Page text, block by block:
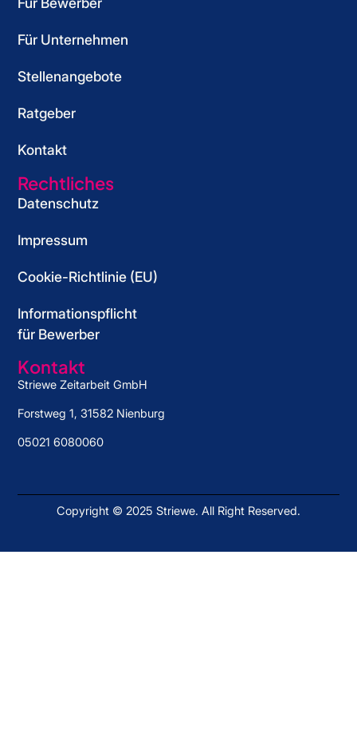
o
_
t
i
e
w
e
s
r
Für Unternehmen
Stellenangebote
Ratgeber
Kontakt
Rechtliches
Datenschutz
Impressum
Cookie-Richtlinie (EU)
Informationspflicht
für Bewerber
Kontakt
Striewe Zeitarbeit GmbH
Forstweg 1, 31582 Nienburg
05021 6080060
Copyright © 2025 Striewe. All Right Reserved.